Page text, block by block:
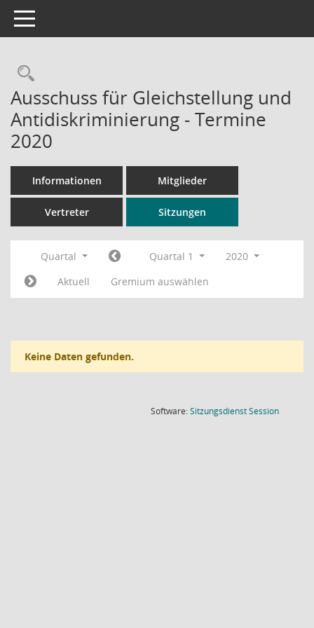
Toggle navigation
Rechercheauswahl
Ausschuss für Gleichstellung und
Antidiskriminierung - Termine
2020
Informationen Mitglieder
Vertreter Sitzungen
Quartal Quartal 1
2020
Aktuell
Gremium auswählen
Keine Daten gefunden.
Software:SitzungsdienstSession(Wird in